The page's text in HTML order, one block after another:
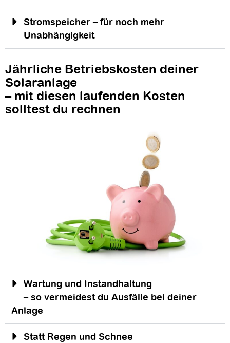
Stromspeicher – für noch mehr
Unabhängigkeit
Jährliche Betriebskosten deiner
Solaranlage
– mit diesen laufenden Kosten
solltest du rechnen
Wartung und Instandhaltung
– so vermeidest du Ausfälle bei deiner
Anlage
Statt Regen und Schnee